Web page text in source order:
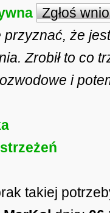
Zgłoś
przyznać, że
Zrobił to co
i
takiej